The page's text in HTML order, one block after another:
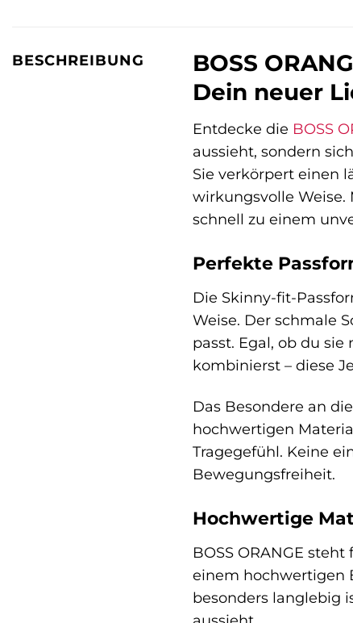
BESCHREIBUNG
BOSS
Dein neuer
Entdecke die BOSS
aussieht, sondern
Sie verkörpert einen
wirkungsvolle Weise.
schnell zu einem
Perfekte
Die Skinny-fit-
Weise. Der schmale
passt. Egal, ob du
kombinierst – diese
Das Besondere an
hochwertigen
Tragegefühl. Keine
Bewegungsfreiheit.
Hochwertige
BOSS ORANGE
einem hochwertigen
besonders langlebig